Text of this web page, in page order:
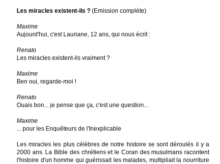
Les miracles existent-ils ? (Emission complète)
Maxime
Aujourd'hui, c'est Lauriane, 12 ans, qui nous écrit :
Renato
Les miracles existent-ils vraiment ?
Maxime
Ben oui, regarde-moi !
Renato
Ouais bon... je pense que ça, c'est une question...
Maxime
... pour les Enquêteurs de l'Inexplicable
Les miracles les plus célèbres de notre histoire se sont déroulés il y a
2000 ans. La Bible des chrétiens et le Coran des musulmans racontent
l'histoire d'un homme qui guérissait les malades, multipliait la nourriture